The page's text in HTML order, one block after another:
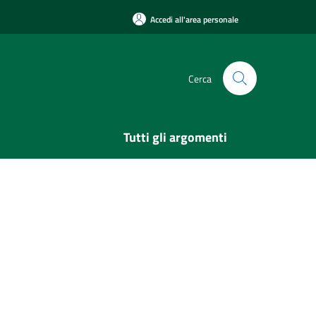
Accedi all'area personale
Cerca
Tutti gli argomenti